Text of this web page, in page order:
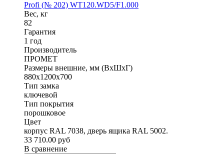
Profi (№ 202) WT120.WD5/F1.000
Вес, кг
82
Гарантия
1 год
Производитель
ПРОМЕТ
Размеры внешние, мм (ВхШхГ)
880x1200x700
Тип замка
ключевой
Тип покрытия
порошковое
Цвет
корпус RAL 7038, дверь ящика RAL 5002.
33 710.00 руб
В сравнение